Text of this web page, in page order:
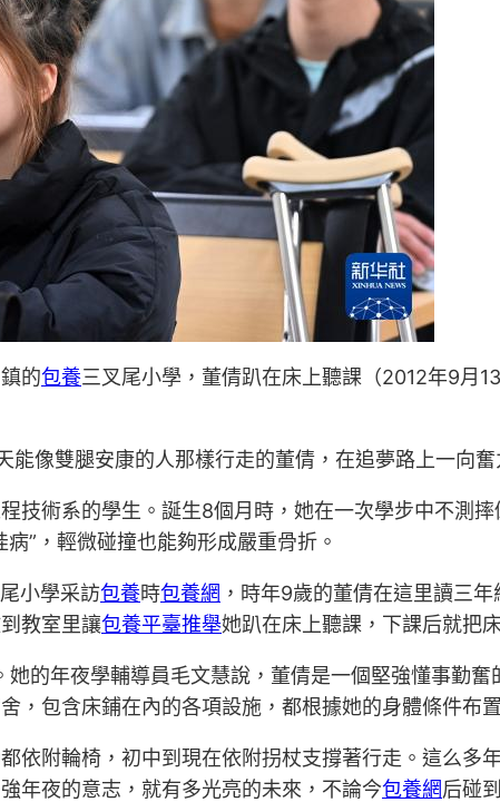
的包養三叉尾小學，董倩趴在床上聽課（2012年9月
像雙腿安康的人那樣行走的董倩，在追夢路上一向奮
技術系的學生。誕生8個月時，她在一次學步中不測
”，輕微碰撞也能夠形成嚴重骨折。
小學采訪包養時包養網 ，時年9歲的董倩在這里讀三
教室里讓包養平臺推舉她趴在床上聽課，下課后就把
的年夜學輔導員毛文慧說，董倩是一個堅強懂事勤
，包含床鋪在內的各項設施，都根據她的身體條件布
依附輪椅，初中到現在依附拐杖支撐著行走。這么多
年夜的意志，就有多光亮的未來，不論今包養網后碰